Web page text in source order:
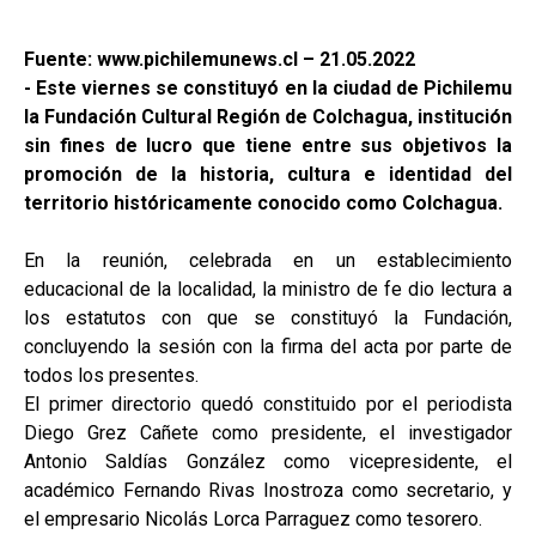
Fuente: www.pichilemunews.cl – 21.05.2022
- Este viernes se constituyó en la ciudad de Pichilemu
la Fundación Cultural Región de Colchagua, institución
sin fines de lucro que tiene entre sus objetivos la
promoción de la historia, cultura e identidad del
territorio históricamente conocido como Colchagua.
En la reunión, celebrada en un establecimiento
educacional de la localidad, la ministro de fe dio lectura a
los estatutos con que se constituyó la Fundación,
concluyendo la sesión con la firma del acta por parte de
todos los presentes.
El primer directorio quedó constituido por el periodista
Diego Grez Cañete como presidente, el investigador
Antonio Saldías González como vicepresidente, el
académico Fernando Rivas Inostroza como secretario, y
el empresario Nicolás Lorca Parraguez como tesorero.